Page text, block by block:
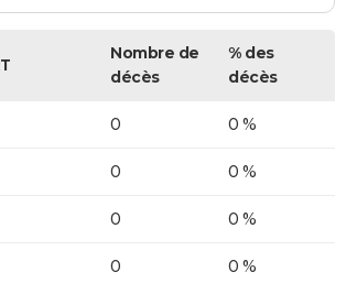
Nombre de
décès
% des
décès
0 0 %
0 0 %
0 0 %
0 0 %